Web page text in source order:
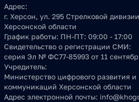
Адрес:
г. Херсон, ул. 295 Стрелковой
Херсонской области
График работы: ПН-ПТ: 09:00 - 17:00
Свидетельство о регистрации СМИ:
серия Эл № ФС77-85993 от 11
Учредитель:
Министерство цифрового развития и
коммуникаций Херсонской области
Адрес электронной почты: